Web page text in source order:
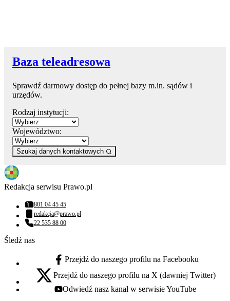
Baza teleadresowa
Sprawdź darmowy dostęp do pełnej bazy m.in. sądów i
urzędów.
Rodzaj instytucji:
Województwo:
Szukaj danych kontaktowych
Redakcja serwisu Prawo.pl
Numer telefonu:
801 04 45 45
Adres email:
redakcja@prawo.pl
Numer telefonu:
22 535 88 00
Śledź nas
facebook - otwiera się w nowej karcie
Przejdź do naszego profilu na Facebooku
x - otwiera się w nowej karcie
Przejdź do naszego profilu na X (dawniej Twitter)
youtube - otwiera się w nowej karcie
Odwiedź nasz kanał w serwisie YouTube